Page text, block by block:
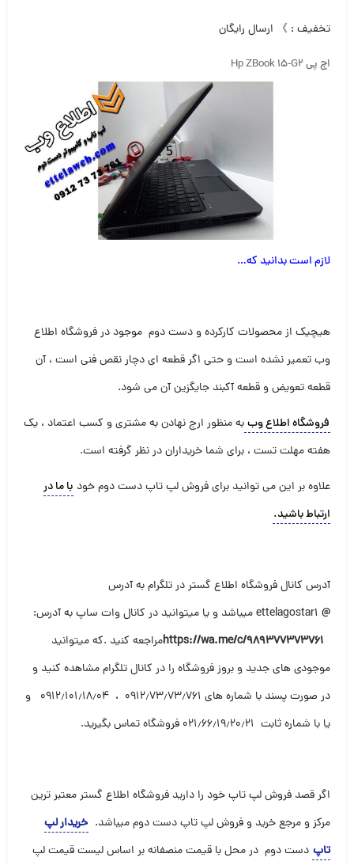
تخفیف : 》 ارسال رایگان
اچ پی Hp ZBook 15-G2
لازم است بدانید که…
هیچیک از محصولات کارکرده و دست دوم موجود در فروشگاه اطلاع
وب تعمیر نشده است و حتی اگر قطعه ای دچار نقص فنی است ، آن
قطعه تعویض و قطعه آکبند جایگزین آن می شود.
فروشگاه اطلاع وببه منظور ارج نهادن به مشتری و کسب اعتماد ، یک
هفته مهلت تست ، برای شما خریداران در نظر گرفته است.
علاوه بر این می توانید برای فروش لپ تاپ دست دوم خود با ما در
ارتباط باشید.
آدرس کانال فروشگاه اطلاع گستر در تلگرام به آدرس
@
ettelagostar1میباشد و یا میتوانید در کانال وات ساپ به آدرس:
https://wa.me/c/989377373761مراجعه کنید .که میتوانید
موجودی های جدید و بروز فروشگاه را در کانال تلگرام مشاهده کنید و
در صورت پسند با شماره های ۰۹۱۲٫۷۳٫۷۳٫۷۶۱ ، ۰۹۱۲٫۱۰۱٫۱۸٫۰۴ و
یا با شماره ثابت ۰۲۱٫۶۶٫۱۹٫۲۰٫۲۱ فروشگاه تماس بگیرید
.
اگر قصد فروش لپ تاپ خود را دارید فروشگاه اطلاع گستر معتبر ترین
مرکز و مرجع خرید و فروش لپ تاپ دست دوم میباشد. خریدار لپ
تاپ دست دوم در محل با قیمت منصفانه بر اساس لیست قیمت لپ